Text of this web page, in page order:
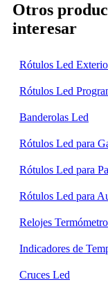
Otros
interesar
Rótulos Led
Rótulos Led
Banderolas Led
Rótulos Led para
Rótulos Led para
Rótulos Led para
Relojes
Indicadores de
Cruces Led